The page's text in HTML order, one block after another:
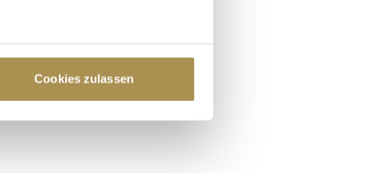
sein können
Ihre Präferenzen im
Medien anbieten zu können
Ihrer Verwendung unserer
Cookies zulassen